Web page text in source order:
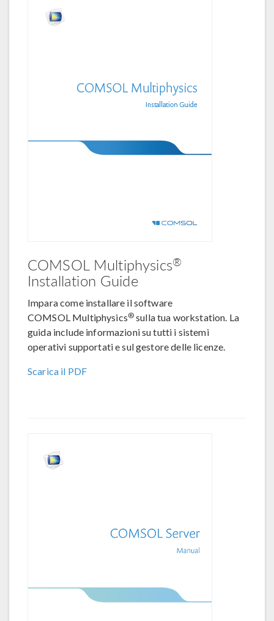
COMSOL Multiphysics®
Installation Guide
Impara come installare il software
COMSOL Multiphysics® sulla tua workstation. La
guida include informazioni su tutti i sistemi
operativi supportati e sul gestore delle licenze.
Scarica il PDF